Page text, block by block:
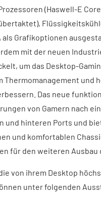
(Haswell-E Core
als Grafikoptionen
mit der neuen
um das Desktop-
Thermomanagement und
Das neue
von Gamern nach
und hinteren Ports und
und komfortablen
für den weiteren Ausbau
von ihrem Desktop
unter folgenden